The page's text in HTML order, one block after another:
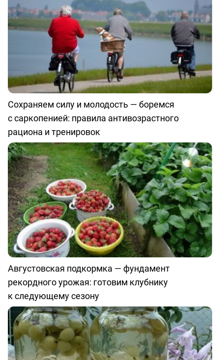
Сохраняем силу и молодость — боремся
с саркопенией: правила антивозрастного
рациона и тренировок
Августовская подкормка — фундамент
рекордного урожая: готовим клубнику
к следующему сезону